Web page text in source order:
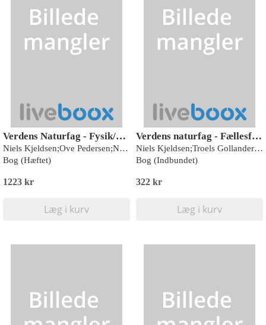
Verdens Naturfag - Fysik/kemi
Niels Kjeldsen;Ove Pedersen;Nina Troelsgaard Jensen;Bettina Brandt;Kaare Øster;Peer S. Daugbjerg;Lars Henrik Jørgensen;Rasmus Høiby;Lene Beck Mikkelsen;Martin Krabbe Sillasen
Bog (Hæftet)
1223 kr
Læg i kurv
Verdens naturfag - Fællesfaglig bog
Niels Kjeldsen;Troels Gollander;Ove Pedersen;Nina Troelsgaard Jensen;Kaare Øster;Charlotte Lerche;Per Buskov;Peer S. Daugbjerg;Lars Henrik Jørgensen;Lene Beck Mikkelsen;Katrine Hulgard;Caroline Vandt Madsen
Bog (Indbundet)
322 kr
Læg i kurv